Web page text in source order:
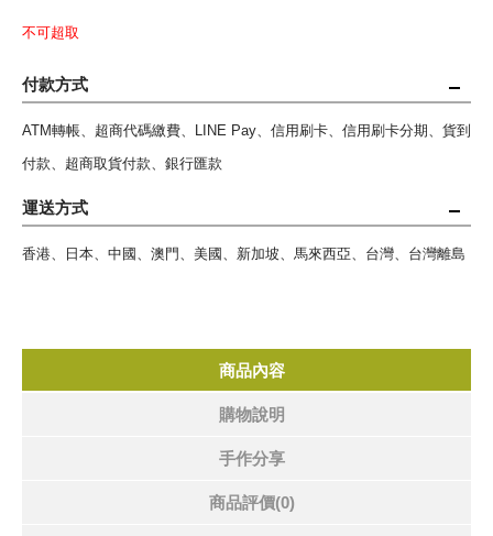
不可超取
付款方式
ATM轉帳、超商代碼繳費、LINE Pay、信用刷卡、信用刷卡分期、貨到
付款、超商取貨付款、銀行匯款
運送方式
香港、日本、中國、澳門、美國、新加坡、馬來西亞、台灣、台灣離島
商品內容
購物說明
手作分享
商品評價(0)